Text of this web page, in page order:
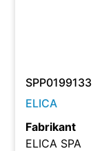
ELICA
Fabrikant
ELICA SPA